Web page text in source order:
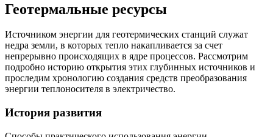
Геотермальные ресурсы
Источником энергии для геотермических станций служат
недра земли, в которых тепло накапливается за счет
непрерывно происходящих в ядре процессов. Рассмотрим
подробно историю открытия этих глубинных источников и
проследим хронологию создания средств преобразования
энергии теплоносителя в электричество.
История развития